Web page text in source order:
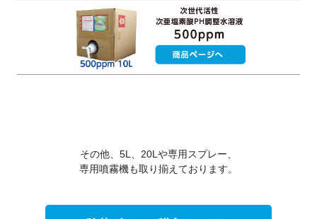
その他、5L、20Lや専用スプレー、
専用噴霧機も取り揃えております。